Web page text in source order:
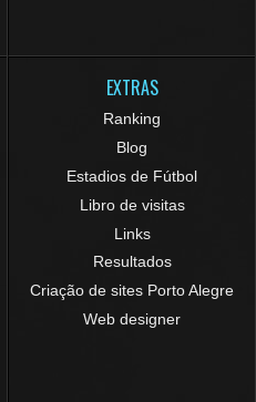
EXTRAS
Ranking
Blog
Estadios de Fútbol
Libro de visitas
Links
Resultados
Criação de sites Porto Alegre
Web designer